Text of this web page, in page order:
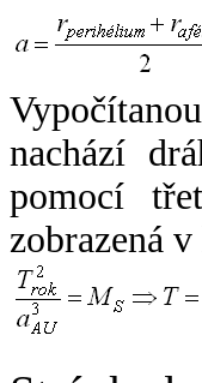
nachází
pomocí
zobrazená